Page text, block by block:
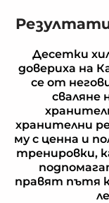
Десетки
довериха на
се от
сваляне
хранителни
му с ценна и
тренировки,
правят пътя